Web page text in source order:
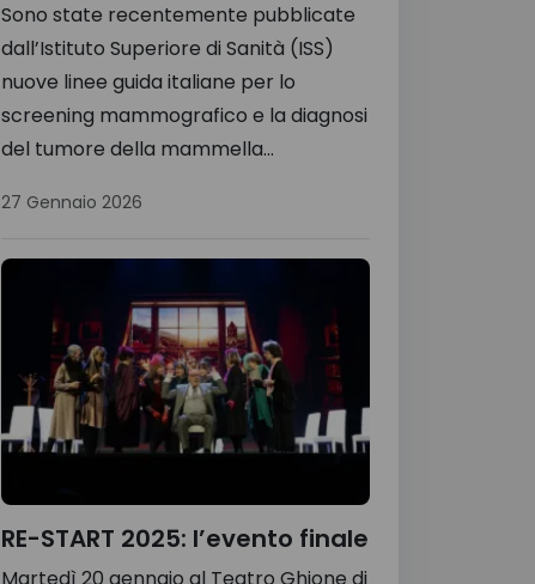
Sono state recentemente pubblicate
dall’Istituto Superiore di Sanità (ISS)
nuove linee guida italiane per lo
screening mammografico e la diagnosi
del tumore della mammella...
27 Gennaio 2026
RE-START 2025: l’evento finale
Martedì 20 gennaio al Teatro Ghione di